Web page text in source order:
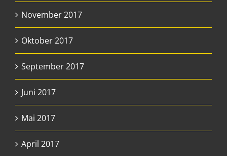
November 2017
Oktober 2017
September 2017
Juni 2017
Mai 2017
April 2017